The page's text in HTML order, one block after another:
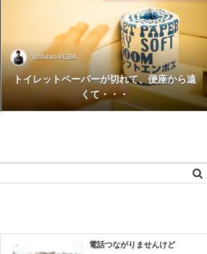
Yoshihito KOBA
トイレットペーパーが切れて、便座から遠
くて・・・
電話つながりませんけど